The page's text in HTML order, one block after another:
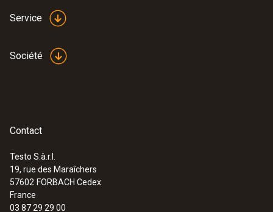
Service
Société
Contact
Testo S.à.r.l.
19, rue des Maraîchers
57602 FORBACH Cedex
France
03 87 29 29 00